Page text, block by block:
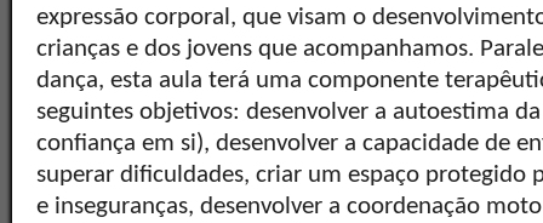
expressão corporal, que visam o
crianças e dos jovens que acompanhamos.
dança, esta aula terá uma componente
seguintes objetivos: desenvolver a autoestima
confiança em si), desenvolver a capacidade de
superar dificuldades, criar um espaço protegido
e inseguranças, desenvolver a coordenação